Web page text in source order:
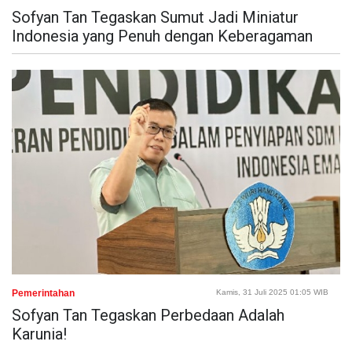
Sofyan Tan Tegaskan Sumut Jadi Miniatur
Indonesia yang Penuh dengan Keberagaman
Pemerintahan Kamis, 31 Juli 2025 01:05 WIB
Sofyan Tan Tegaskan Perbedaan Adalah
Karunia!